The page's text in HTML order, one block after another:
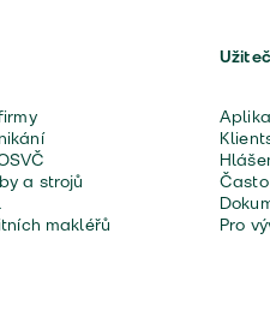
a strojů
makléřů
Pro